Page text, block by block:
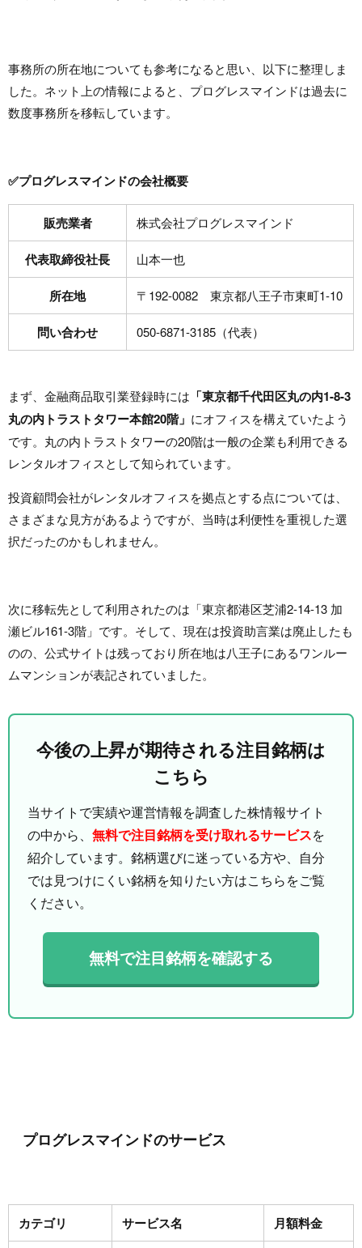
事務所の所在地についても参考になると思い、以下に整理しま
した。ネット上の情報によると、プログレスマインドは過去に
数度事務所を移転しています。
✅プログレスマインドの会社概要
販売業者 株式会社プログレスマインド
代表取締役社長 山本一也
所在地 〒192-0082 東京都八王子市東町1-10
問い合わせ 050-6871-3185（代表）
まず、金融商品取引業登録時には 「東京都千代田区丸の内1-8-3
丸の内トラストタワー本館20階」 にオフィスを構えていたよう
です。丸の内トラストタワーの20階は一般の企業も利用できる
レンタルオフィスとして知られています。
投資顧問会社がレンタルオフィスを拠点とする点については、
さまざまな見方があるようですが、当時は利便性を重視した選
択だったのかもしれません。
次に移転先として利用されたのは「東京都港区芝浦2-14-13 加
瀬ビル161-3階」です。そして、現在は投資助言業は廃止したも
のの、公式サイトは残っており所在地は八王子にあるワンルー
ムマンションが表記されていました。
今後の上昇が期待される注目銘柄は
こちら
当サイトで実績や運営情報を調査した株情報サイト
の中から、 無料で注目銘柄を受け取れるサービスを
紹介しています。銘柄選びに迷っている方や、自分
では見つけにくい銘柄を知りたい方はこちらをご覧
ください。
無料で注目銘柄を確認する
プログレスマインドのサービス
カテゴリ サービス名 月額料金